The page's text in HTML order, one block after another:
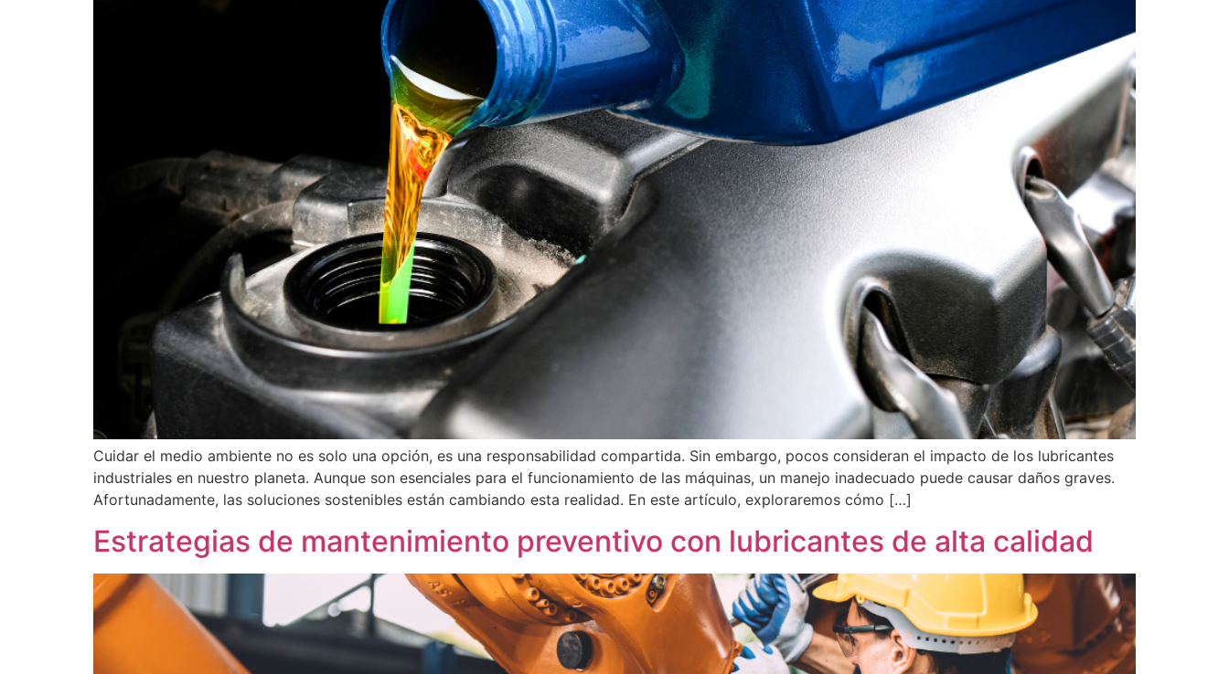
Cuidar el medio ambiente no es solo una opción, es una responsabilidad compartida. Sin embargo, pocos consideran el impacto de los lubricantes
industriales en nuestro planeta. Aunque son esenciales para el funcionamiento de las máquinas, un manejo inadecuado puede causar daños graves.
Afortunadamente, las soluciones sostenibles están cambiando esta realidad. En este artículo, exploraremos cómo […]
Estrategias de mantenimiento preventivo con lubricantes de alta calidad